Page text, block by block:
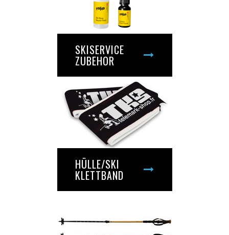
SKISERVICE
ZUBEHOR
HÜLLE/SKI
KLETTBAND